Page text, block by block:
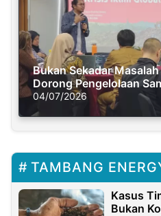
Bukan Sekadar
Dorong Pengelolaan
Solusi Krisis Iklim
04/07/2026
TAMBANG
Kasus
Bukan